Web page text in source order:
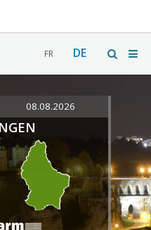
FR DE
08.08.2026